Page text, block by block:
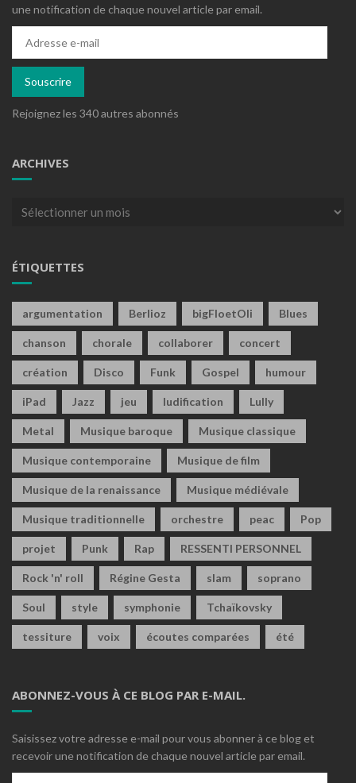
une notification de chaque nouvel article par email.
mail
Souscrire
Rejoignez les 340 autres abonnés
ARCHIVES
Archives
ÉTIQUETTES
argumentation Berlioz bigFloetOli Blues
chanson chorale collaborer concert
création Disco Funk Gospel humour
iPad Jazz jeu ludification Lully
Metal Musique baroque Musique classique
Musique contemporaine Musique de film
Musique de la renaissance Musique médiévale
Musique traditionnelle orchestre peac Pop
projet Punk Rap RESSENTI PERSONNEL
Rock 'n' roll Régine Gesta slam soprano
Soul style symphonie Tchaïkovsky
tessiture voix écoutes comparées été
ABONNEZ-VOUS À CE BLOG PAR E-MAIL.
Saisissez votre adresse e-mail pour vous abonner à ce blog et
recevoir une notification de chaque nouvel article par email.